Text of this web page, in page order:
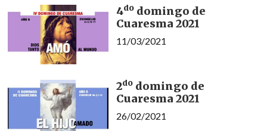
4dodomingo de
Cuaresma 2021
11/03/2021
2dodomingo de
Cuaresma 2021
26/02/2021